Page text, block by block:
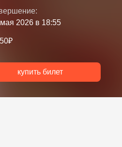
купить билет
2026 в 18:55